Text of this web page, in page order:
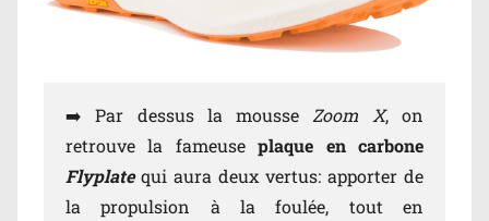
➡️ Par dessus la mousse Zoom X, on
retrouve la fameuseplaque en carbone
Flyplate qui aura deux vertus: apporter de
la propulsion à la foulée, tout en